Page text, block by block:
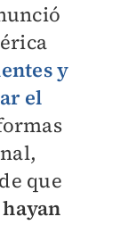
y
el
que